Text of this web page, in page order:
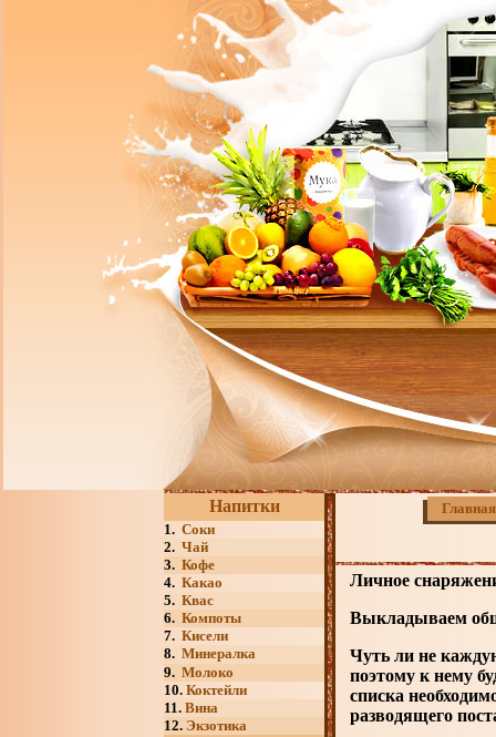
Напитки
1. Соки
2. Чай
3. Кофе
4. Какао
5. Квас
6. Компоты
7. Кисели
8. Минералка
9. Молоко
10. Коктейли
11. Вина
12. Экзотика
Главная
Личное
Выкладываем
Чуть ли не
поэтому к нему
списка
разводящего